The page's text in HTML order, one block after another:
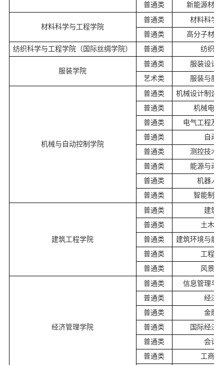
普通类
新能源材料
材料科学与工程学院
普通类
材料科学
普通类
高分子材料
纺织科学与工程学院（国际丝绸学院）
普通类 纺织工
服装学院
普通类
服装设计
艺术类
服装与服
机械与自动控制学院
普通类
机械设计制造
普通类
机械电子
普通类
电气工程及
普通类
自动
普通类
测控技术
普通类
能源与动
普通类
机器人
普通类
智能制造
建筑工程学院
普通类
建筑
普通类
土木工
普通类
建筑环境与能
普通类
工程管
普通类
风景园
经济管理学院
普通类
信息管理与
普通类
经济
普通类
金融
普通类
国际经济
普通类
会计
普通类
工商管